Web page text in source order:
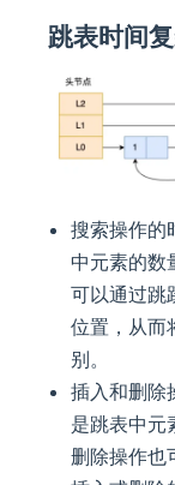
跳表时间
搜索操作的
中元素的数
可以通过跳
位置，从而
别。
插入和删除
是跳表中元
删除操作也